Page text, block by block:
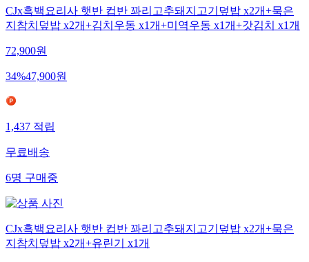
CJx흑백요리사 햇반 컵반 꽈리고추돼지고기덮밥 x2개+묵은
지참치덮밥 x2개+김치우동 x1개+미역우동 x1개+갓김치 x1개
72,900원
34%47,900원
1,437적립
무료배송
6명구매중
CJx흑백요리사 햇반 컵반 꽈리고추돼지고기덮밥 x2개+묵은
지참치덮밥 x2개+유린기 x1개